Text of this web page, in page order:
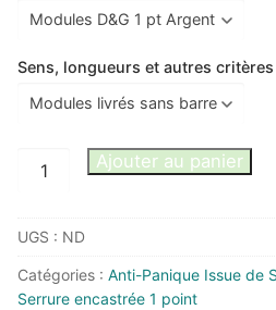
Sens, longueurs et autres critères
quantité
NUOVA
FEB
Assa
Ajouter au panier
UGS : ND
Catégories : Anti-Panique Issue de
Serrure encastrée 1 point